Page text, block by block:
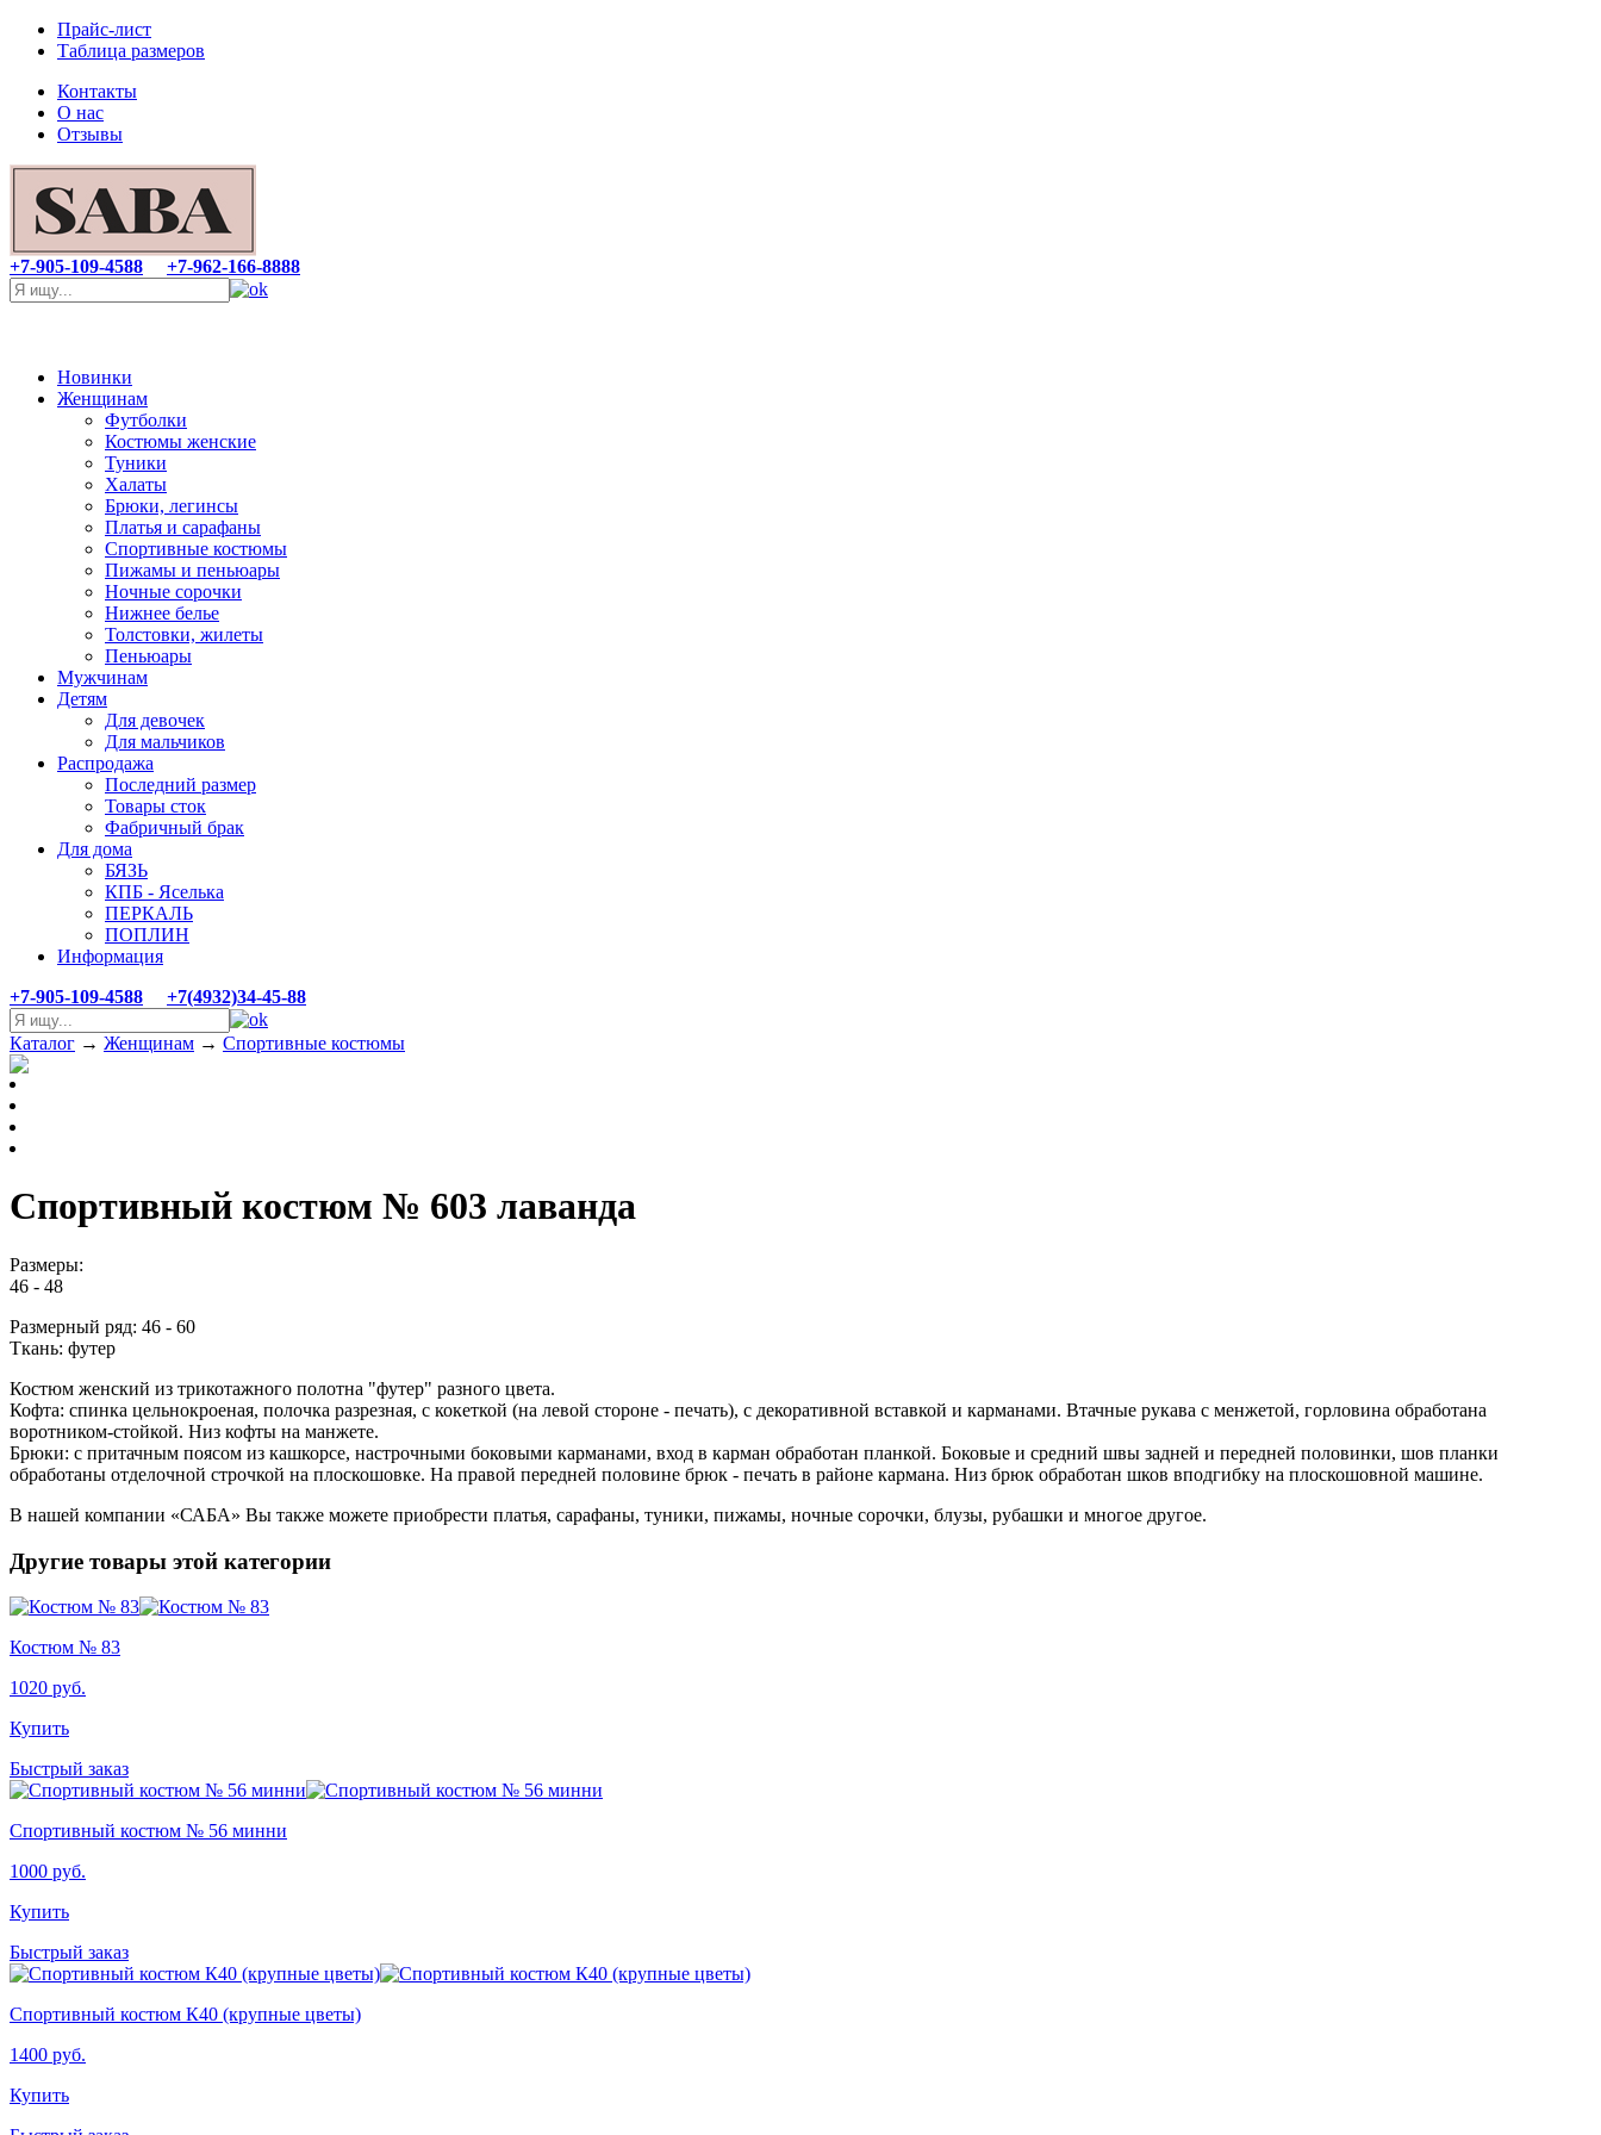
Прайс-лист
Таблица размеров
Контакты
О нас
Отзывы
+7-905-109-4588 +7-962-166-8888
Новинки
Женщинам
Футболки
Костюмы женские
Туники
Халаты
Брюки, легинсы
Платья и сарафаны
Спортивные костюмы
Пижамы и пеньюары
Ночные сорочки
Нижнее белье
Толстовки, жилеты
Пеньюары
Мужчинам
Детям
Для девочек
Для мальчиков
Распродажа
Последний размер
Товары сток
Фабричный брак
Для дома
БЯЗЬ
КПБ - Яселька
ПЕРКАЛЬ
ПОПЛИН
Информация
+7-905-109-4588
+7(4932)34-45-88
Каталог → Женщинам → Спортивные костюмы
Спортивный костюм № 603 лаванда
Размеры:
46 - 48
Размерный ряд: 46 - 60
Ткань: футер
Костюм женский из трикотажного полотна "футер" разного цвета.
Кофта: спинка цельнокроеная, полочка разрезная, с кокеткой (на левой стороне - печать), с декоративной вставкой и карманами. Втачные рукава с менжетой, горловина обработана
воротником-стойкой. Низ кофты на манжете.
​Брюки: с притачным поясом из кашкорсе, настрочными боковыми карманами, вход в карман обработан планкой. Боковые и средний швы задней и передней половинки, шов планки
обработаны отделочной строчкой на плоскошовке. На правой передней половине брюк - печать в районе кармана. Низ брюк обработан шков вподгибку на плоскошовной машине.
В нашей компании «САБА» Вы также можете приобрести платья, сарафаны, туники, пижамы, ночные сорочки, блузы, рубашки и многое другое.
Другие товары этой категории
Костюм № 83
1020 руб.
Купить
Быстрый заказ
Спортивный костюм № 56 минни
1000 руб.
Купить
Быстрый заказ
Спортивный костюм К40 (крупные цветы)
1400 руб.
Купить